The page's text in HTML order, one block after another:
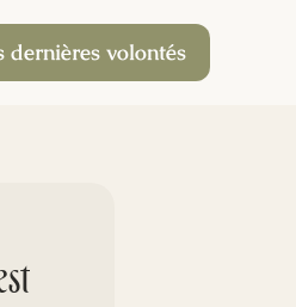
dernières volontés